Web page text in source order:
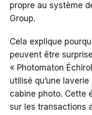
propre au système
Group.
Cela explique
peuvent être
« Photomaton
utilisé qu’une
cabine photo. Cette
sur les transactions